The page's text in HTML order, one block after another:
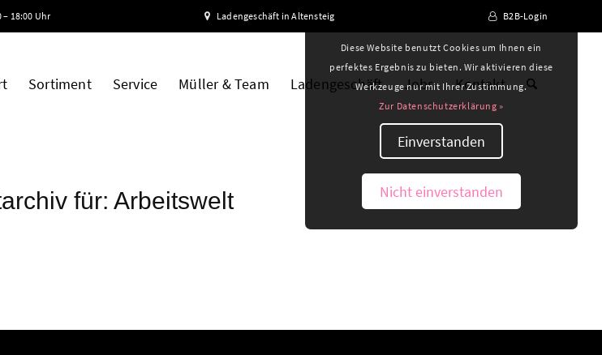
– 18:00 Uhr Ladengeschäft in Altensteig B2B-Login
Sortiment Service Müller & Team Ladengeschäft Jobs Kontakt
für: Arbeitswelt
Diese Website benutzt Cookies um Ihnen ein
perfektes Ergebnis zu bieten. Wir aktivieren diese
Werkzeuge nur mit Ihrer Zustimmung.
Zur Datenschutzerklärung »
Einverstanden
Nicht einverstanden